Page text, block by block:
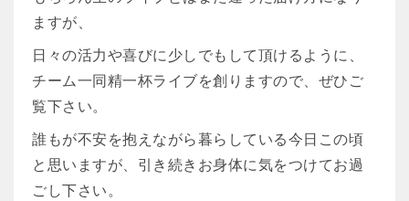
ますが、
日々の活力や喜びに少しでもして頂けるように、
チーム一同精一杯ライブを創りますので、ぜひご
覧下さい。
誰もが不安を抱えながら暮らしている今日この頃
と思いますが、引き続きお身体に気をつけてお過
ごし下さい。